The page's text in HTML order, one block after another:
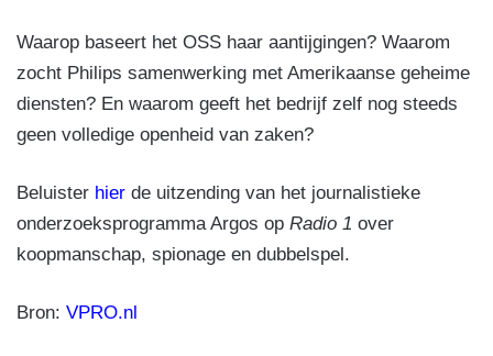
Waarop baseert het OSS haar aantijgingen? Waarom
zocht Philips samenwerking met Amerikaanse geheime
diensten? En waarom geeft het bedrijf zelf nog steeds
geen volledige openheid van zaken?
Beluister hier de uitzending van het journalistieke
onderzoeksprogramma Argos op Radio 1 over
koopmanschap, spionage en dubbelspel.
Bron: VPRO.nl